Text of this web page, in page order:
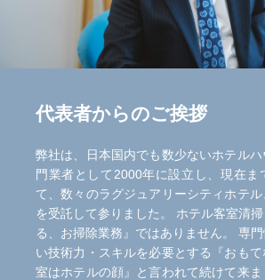
代表者からのご挨拶
弊社は、日本国内でも数少ないホテル
門業者として2000年に設立し、現在ま
て、数々のラグジュアリーシティホテ
を受託して参りました。 ホテル客室清
る、お掃除業務』ではありません。 専
い技術力・スキルを必要とする『おも
室はホテルの顔』と言われて続けて来